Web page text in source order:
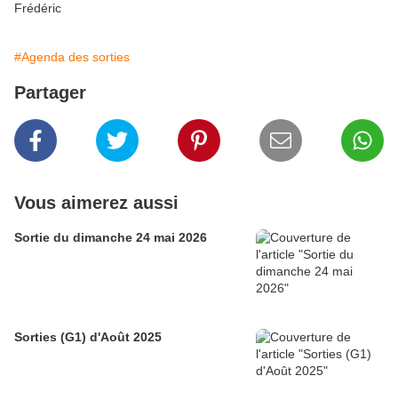
Frédéric
#Agenda des sorties
Partager
Vous aimerez aussi
Sortie du dimanche 24 mai 2026
Sorties (G1) d'Août 2025